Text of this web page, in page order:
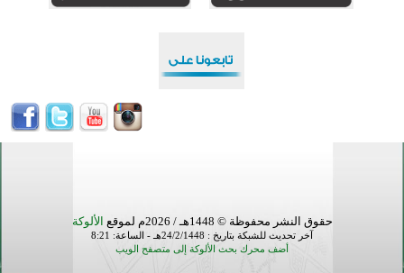
حقوق النشر محفوظة © 1448هـ / 2026م لموقع الألوكة
آخر تحديث للشبكة بتاريخ : 24/2/1448هـ - الساعة: 8:21
أضف محرك بحث الألوكة إلى متصفح الويب